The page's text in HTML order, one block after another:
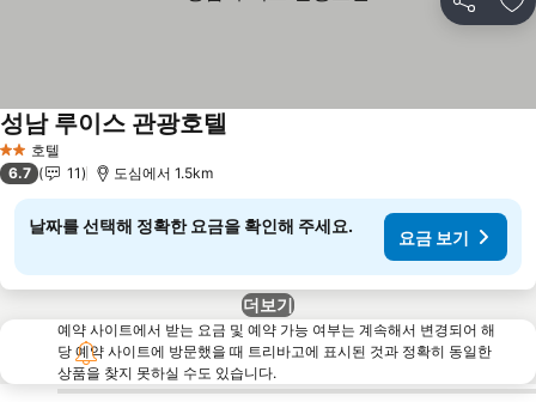
공유 즐
2 성급호텔
성남 루이스 관광호텔
6.7 11 도심에서 1.5km
날짜를 선택해 정확한 요금을 확인해 주세요.
요금 보기
더보기
예약 사이트에서 받는 요금 및 예약 가능 여부는 계속해서 변경되어 해
당 예약 사이트에 방문했을 때 트리바고에 표시된 것과 정확히 동일한
상품을 찾지 못하실 수도 있습니다.